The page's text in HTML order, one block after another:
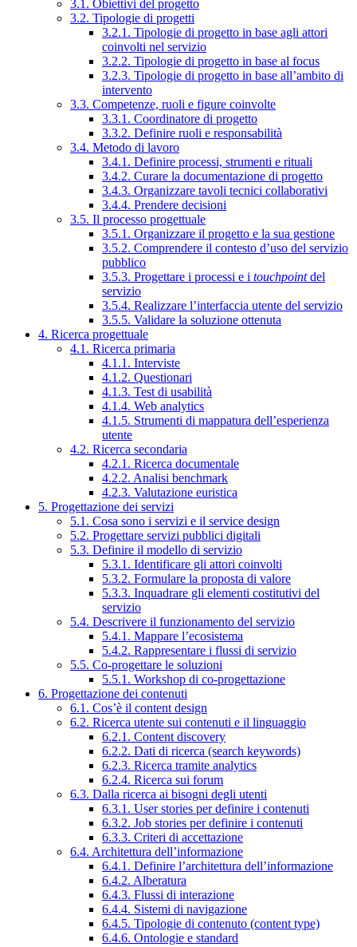
3.1. Obiettivi del progetto
3.2. Tipologie di progetti
3.2.1. Tipologie di progetto in base agli attori
coinvolti nel servizio
3.2.2. Tipologie di progetto in base al focus
3.2.3. Tipologie di progetto in base all’ambito di
intervento
3.3. Competenze, ruoli e figure coinvolte
3.3.1. Coordinatore di progetto
3.3.2. Definire ruoli e responsabilità
3.4. Metodo di lavoro
3.4.1. Definire processi, strumenti e rituali
3.4.2. Curare la documentazione di progetto
3.4.3. Organizzare tavoli tecnici collaborativi
3.4.4. Prendere decisioni
3.5. Il processo progettuale
3.5.1. Organizzare il progetto e la sua gestione
3.5.2. Comprendere il contesto d’uso del servizio
pubblico
3.5.3. Progettare i processi e i touchpointdel
servizio
3.5.4. Realizzare l’interfaccia utente del servizio
3.5.5. Validare la soluzione ottenuta
4. Ricerca progettuale
4.1. Ricerca primaria
4.1.1. Interviste
4.1.2. Questionari
4.1.3. Test di usabilità
4.1.4. Web analytics
4.1.5. Strumenti di mappatura dell’esperienza
utente
4.2. Ricerca secondaria
4.2.1. Ricerca documentale
4.2.2. Analisi benchmark
4.2.3. Valutazione euristica
5. Progettazione dei servizi
5.1. Cosa sono i servizi e il service design
5.2. Progettare servizi pubblici digitali
5.3. Definire il modello di servizio
5.3.1. Identificare gli attori coinvolti
5.3.2. Formulare la proposta di valore
5.3.3. Inquadrare gli elementi costitutivi del
servizio
5.4. Descrivere il funzionamento del servizio
5.4.1. Mappare l’ecosistema
5.4.2. Rappresentare i flussi di servizio
5.5. Co-progettare le soluzioni
5.5.1. Workshop di co-progettazione
6. Progettazione dei contenuti
6.1. Cos’è il content design
6.2. Ricerca utente sui contenuti e il linguaggio
6.2.1. Content discovery
6.2.2. Dati di ricerca (search keywords)
6.2.3. Ricerca tramite analytics
6.2.4. Ricerca sui forum
6.3. Dalla ricerca ai bisogni degli utenti
6.3.1. User stories per definire i contenuti
6.3.2. Job stories per definire i contenuti
6.3.3. Criteri di accettazione
6.4. Architettura dell’informazione
6.4.1. Definire l’architettura dell’informazione
6.4.2. Alberatura
6.4.3. Flussi di interazione
6.4.4. Sistemi di navigazione
6.4.5. Tipologie di contenuto (content type)
6.4.6. Ontologie e standard